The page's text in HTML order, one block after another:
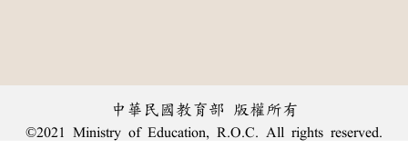
中華民國教育部 版權所有
©2021 Ministry of Education, R.O.C. All rights reserved.